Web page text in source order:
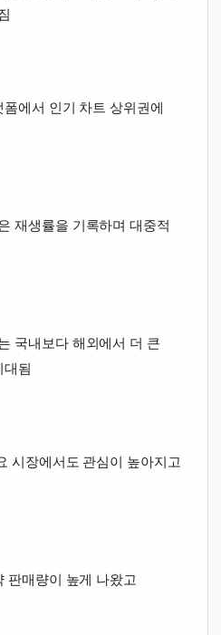
에서 인기 차트 상위권에
재생률을 기록하며 대중적
국내보다 해외에서 더 큰
대됨
시장에서도 관심이 높아지고
판매량이 높게 나왔고